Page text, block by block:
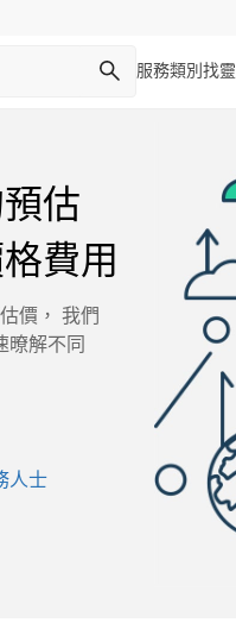
服務類別 找
估
費用
價， 我們
暸解不同
人士